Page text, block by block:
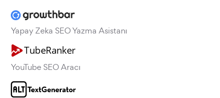
Yapay Zeka SEO Yazma Asistanı
YouTube SEO Aracı